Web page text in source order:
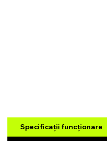
Specificații funcționare